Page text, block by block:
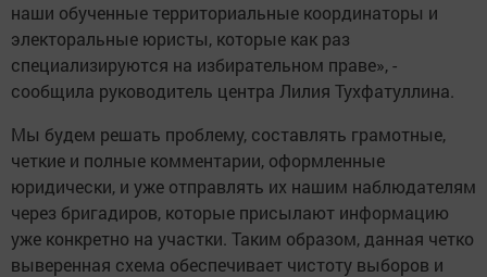
наши обученные территориальные координаторы и
электоральные юристы, которые как раз
специализируются на избирательном праве», -
сообщила руководитель центра Лилия Тухфатуллина.
Мы будем решать проблему, составлять грамотные,
четкие и полные комментарии, оформленные
юридически, и уже отправлять их нашим наблюдателям
через бригадиров, которые присылают информацию
уже конкретно на участки. Таким образом, данная четко
выверенная схема обеспечивает чистоту выборов и